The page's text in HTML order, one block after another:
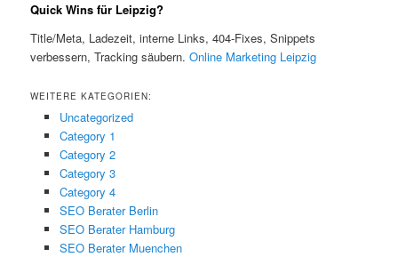
Quick Wins für Leipzig?
Title/Meta, Ladezeit, interne Links, 404-Fixes, Snippets
verbessern, Tracking säubern.Online Marketing Leipzig
WEITERE KATEGORIEN:
Uncategorized
Category 1
Category 2
Category 3
Category 4
SEO Berater Berlin
SEO Berater Hamburg
SEO Berater Muenchen